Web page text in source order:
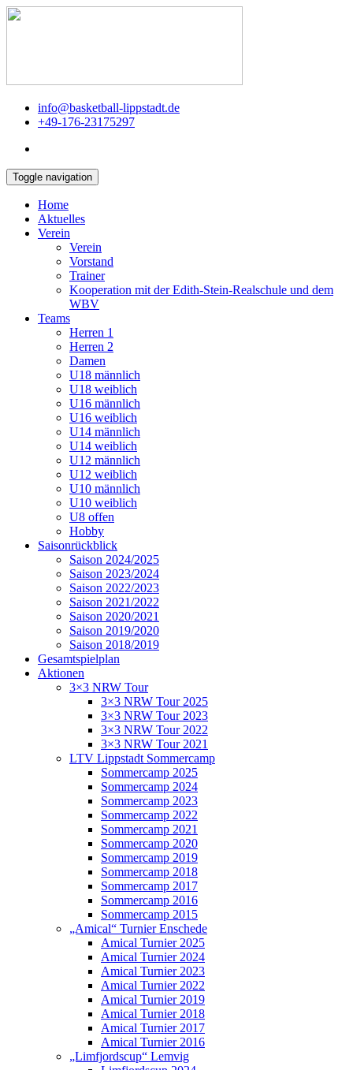
info@basketball-lippstadt.de
+49-176-23175297
Toggle navigation
Home
Aktuelles
Verein
Verein
Vorstand
Trainer
Kooperation mit der Edith-Stein-Realschule und dem
WBV
Teams
Herren 1
Herren 2
Damen
U18 männlich
U18 weiblich
U16 männlich
U16 weiblich
U14 männlich
U14 weiblich
U12 männlich
U12 weiblich
U10 männlich
U10 weiblich
U8 offen
Hobby
Saisonrückblick
Saison 2024/2025
Saison 2023/2024
Saison 2022/2023
Saison 2021/2022
Saison 2020/2021
Saison 2019/2020
Saison 2018/2019
Gesamtspielplan
Aktionen
3×3 NRW Tour
3×3 NRW Tour 2025
3×3 NRW Tour 2023
3×3 NRW Tour 2022
3×3 NRW Tour 2021
LTV Lippstadt Sommercamp
Sommercamp 2025
Sommercamp 2024
Sommercamp 2023
Sommercamp 2022
Sommercamp 2021
Sommercamp 2020
Sommercamp 2019
Sommercamp 2018
Sommercamp 2017
Sommercamp 2016
Sommercamp 2015
„Amical“ Turnier Enschede
Amical Turnier 2025
Amical Turnier 2024
Amical Turnier 2023
Amical Turnier 2022
Amical Turnier 2019
Amical Turnier 2018
Amical Turnier 2017
Amical Turnier 2016
„Limfjordscup“ Lemvig